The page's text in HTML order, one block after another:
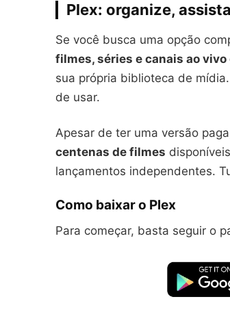
Plex: organize,
Se você busca uma opção
filmes, séries e canais ao
sua própria biblioteca de
de usar.
Apesar de ter uma versão
centenas de filmes
lançamentos independentes.
Como baixar o Plex
Para começar, basta seguir o